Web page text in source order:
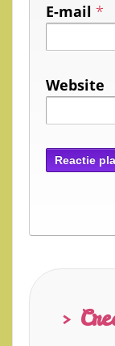
E-mail *
Website
>